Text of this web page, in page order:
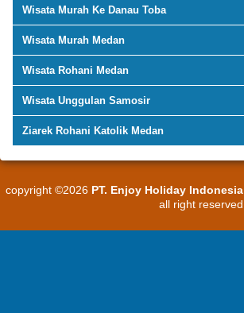
Wisata Murah Ke Danau Toba
Wisata Murah Medan
Wisata Rohani Medan
Wisata Unggulan Samosir
Ziarek Rohani Katolik Medan
copyright ©2026 PT. Enjoy Holiday Indonesia
all right reserved